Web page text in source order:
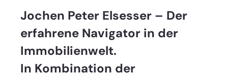
Jochen Peter Elsesser – Der
erfahrene Navigator in der
Immobilienwelt.
In Kombination der